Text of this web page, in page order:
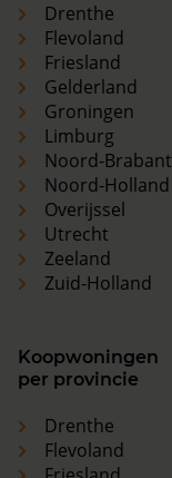
Drenthe
Flevoland
Friesland
Gelderland
Groningen
Limburg
Noord-Brabant
Noord-Holland
Overijssel
Utrecht
Zeeland
Zuid-Holland
Koopwoningen
per provincie
Drenthe
Flevoland